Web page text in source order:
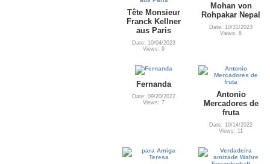
Tête Monsieur
Franck Kellner
aus Paris
Date: 10/04/2023
Views: 9
Mohan von
Rohpakar Nepal
Date: 10/31/2023
Views: 8
Fernanda
Date: 09/20/2022
Views: 7
Antonio
Mercadores de
fruta
Date: 10/14/2022
Views: 11